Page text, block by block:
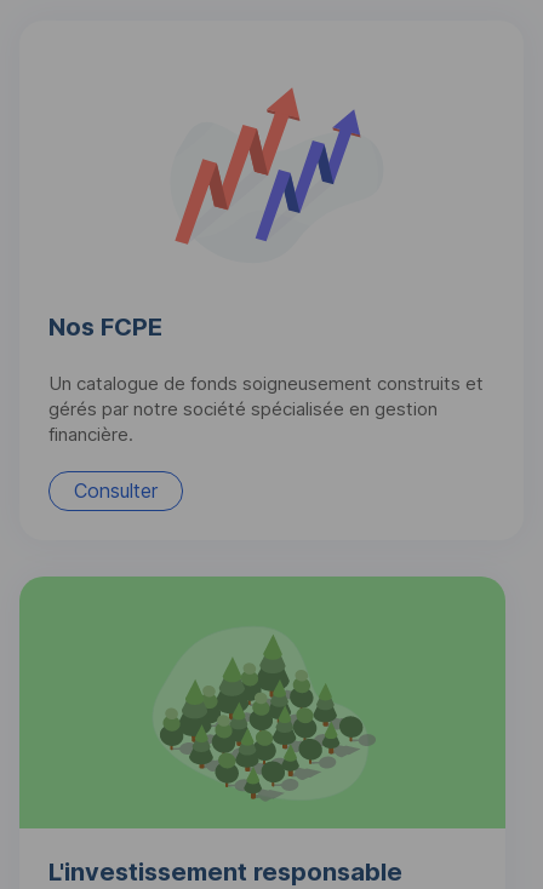
Nos FCPE
Un catalogue de fonds soigneusement construits et
gérés par notre société spécialisée en gestion
financière.
Consulter
L'investissement responsable